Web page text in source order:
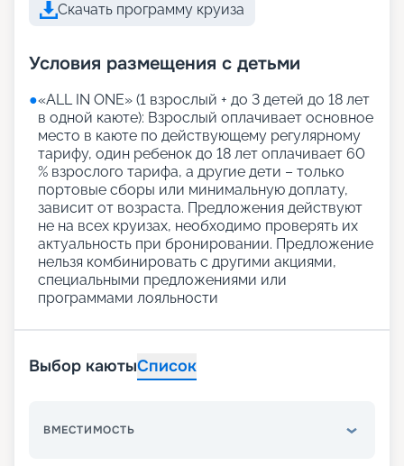
Скачать программу круиза
Условия размещения с детьми
●«АLL IN ONE» (1 взрослый + до 3 детей до 18 лет
в одной каюте): Взрослый оплачивает основное
место в каюте по действующему регулярному
тарифу, один ребенок до 18 лет оплачивает 60
% взрослого тарифа, а другие дети – только
портовые сборы или минимальную доплату,
зависит от возраста. Предложения действуют
не на всех круизах, необходимо проверять их
актуальность при бронировании. Предложение
нельзя комбинировать с другими акциями,
специальными предложениями или
программами лояльности
Выбор каютыСписок
ВМЕСТИМОСТЬ